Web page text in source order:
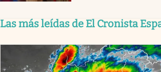
Las más leídas de El Cronista